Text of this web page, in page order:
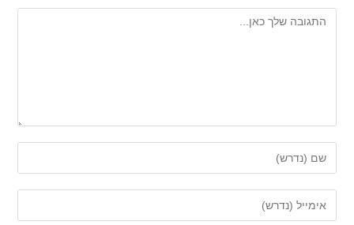
להגיב
את
השם
שלך
את